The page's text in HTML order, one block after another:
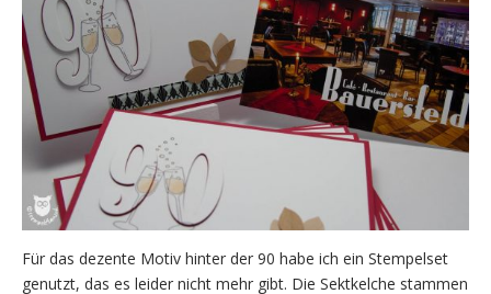
Für das dezente Motiv hinter der 90 habe ich ein Stempelset
genutzt, das es leider nicht mehr gibt. Die Sektkelche stammen